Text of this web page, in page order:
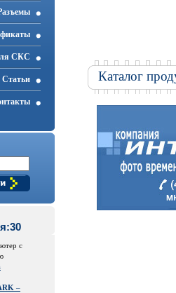
СКС
Статьи
с
–
Каталог